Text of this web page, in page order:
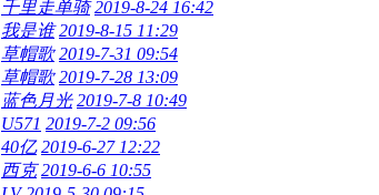
千里走单骑 2019-8-24 16:42
我是谁 2019-8-15 11:29
草帽歌 2019-7-31 09:54
草帽歌 2019-7-28 13:09
蓝色月光 2019-7-8 10:49
U571 2019-7-2 09:56
40亿 2019-6-27 12:22
西克 2019-6-6 10:55